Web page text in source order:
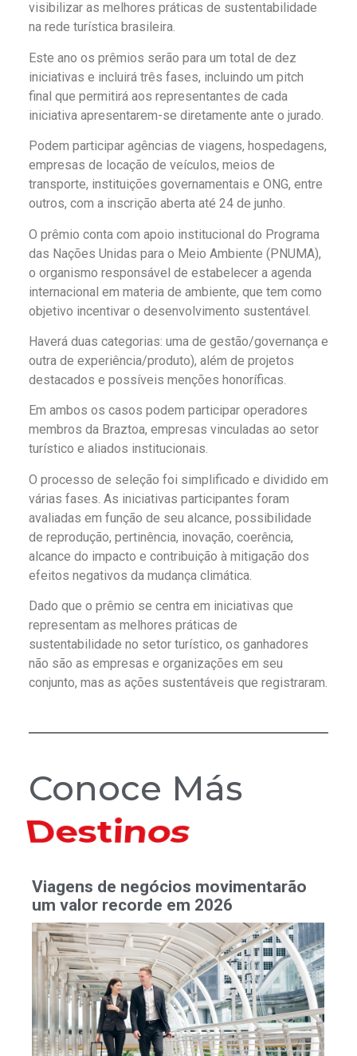
visibilizar as melhores práticas de sustentabilidade
na rede turística brasileira.
Este ano os prêmios serão para um total de dez
iniciativas e incluirá três fases, incluindo um pitch
final que permitirá aos representantes de cada
iniciativa apresentarem-se diretamente ante o jurado.
Podem participar agências de viagens, hospedagens,
empresas de locação de veículos, meios de
transporte, instituições governamentais e ONG, entre
outros, com a inscrição aberta até 24 de junho.
O prêmio conta com apoio institucional do Programa
das Nações Unidas para o Meio Ambiente (PNUMA),
o organismo responsável de estabelecer a agenda
internacional em materia de ambiente, que tem como
objetivo incentivar o desenvolvimento sustentável.
Haverá duas categorias: uma de gestão/governança e
outra de experiência/produto), além de projetos
destacados e possíveis menções honoríficas.
Em ambos os casos podem participar operadores
membros da Braztoa, empresas vinculadas ao setor
turístico e aliados institucionais.
O processo de seleção foi simplificado e dividido em
várias fases. As iniciativas participantes foram
avaliadas em função de seu alcance, possibilidade
de reprodução, pertinência, inovação, coerência,
alcance do impacto e contribuição à mitigação dos
efeitos negativos da mudança climática.
Dado que o prêmio se centra em iniciativas que
representam as melhores práticas de
sustentabilidade no setor turístico, os ganhadores
não são as empresas e organizações em seu
conjunto, mas as ações sustentáveis que registraram.
Conoce Más
Hoteles
Viagens de negócios movimentarão
um valor recorde em 2026